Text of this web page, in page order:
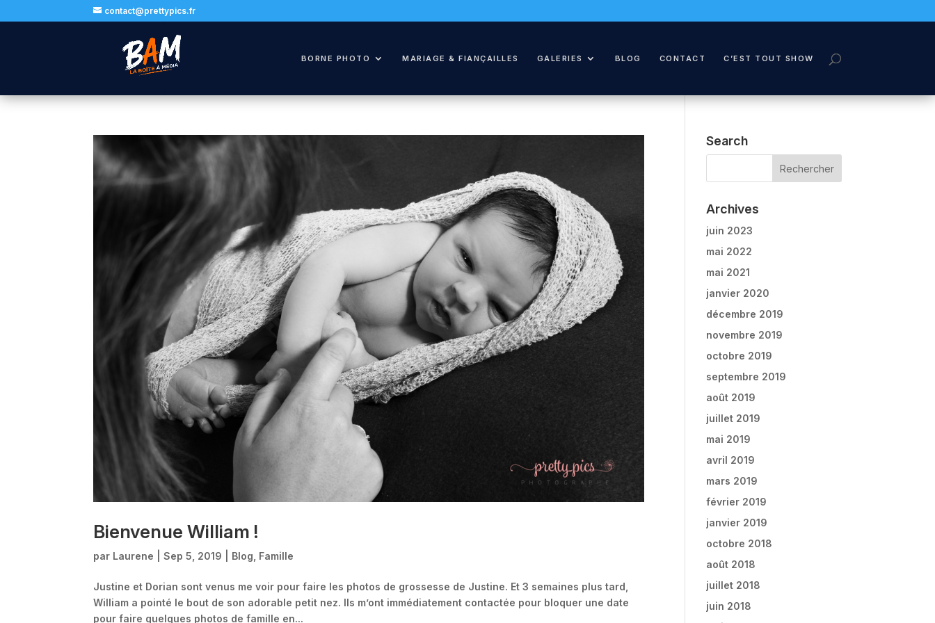
contact@prettypics.fr
BORNE PHOTO MARIAGE & FIANÇAILLES GALERIES BLOG CONTACT C’EST TOUT SHOW
Bienvenue William !
par Laurene |Sep 5, 2019 Blog Famille
Justine et Dorian sont venus me voir pour faire les photos de grossesse de Justine. Et 3 semaines plus tard,
William a pointé le bout de son adorable petit nez. Ils m’ont immédiatement contactée pour bloquer une date
pour faire quelques photos de famille en...
Search
Archives
juin 2023
mai 2022
mai 2021
janvier 2020
décembre 2019
novembre 2019
octobre 2019
septembre 2019
août 2019
juillet 2019
mai 2019
avril 2019
mars 2019
février 2019
janvier 2019
octobre 2018
août 2018
juillet 2018
juin 2018